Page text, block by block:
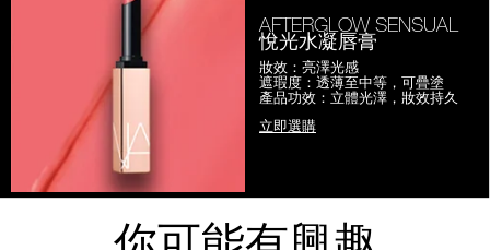
AFTERGLOW SENSUAL
悅光水凝唇膏
妝效：亮澤光感
遮瑕度：透薄至中等，可疊塗
產品功效：立體光澤，妝效持久
立即選購